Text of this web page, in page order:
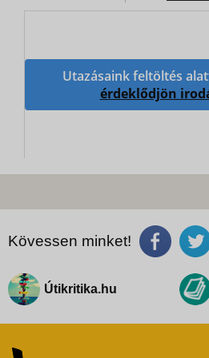
Utazásaink feltöltés
érdeklődjön
Kövessen minket!
Útikritika.hu